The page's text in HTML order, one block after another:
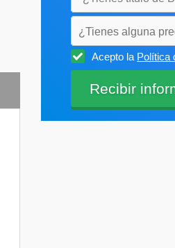
¿Tienes alguna
Selecciónala
Acepto la Política